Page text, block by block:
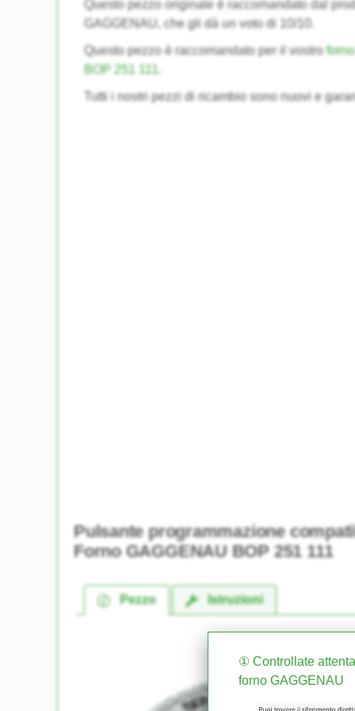
Questo pezzo originale è raccomandato dal
GAGGENAU, che gli dà un voto di 10/10.
Questo pezzo è raccomandato per il vostro
BOP 251 111
Tutti i nostri pezzi di ricambio sono nuovi e
Pulsante programmazione
Forno GAGGENAU BOP 251 111
Pezzo Istruzioni
① Controllate
forno GAGGENAU